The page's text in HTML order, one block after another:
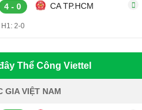
4 - 0 CA TP.HCM
H1: 2-0
Thể Công Viettel
GIA VIỆT NAM